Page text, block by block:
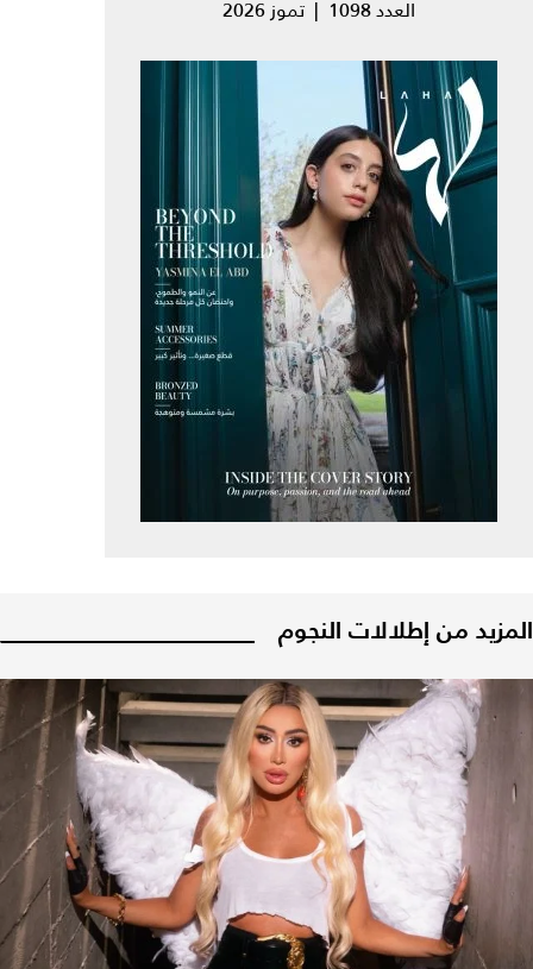
العدد 1098 | تموز 2026
المزيد من إطلالات النجوم